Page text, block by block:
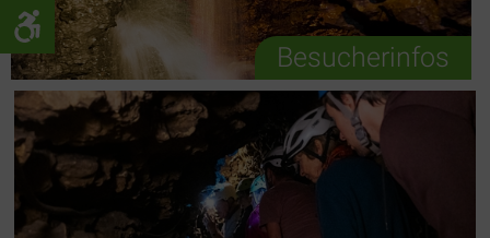
Besucherinfos